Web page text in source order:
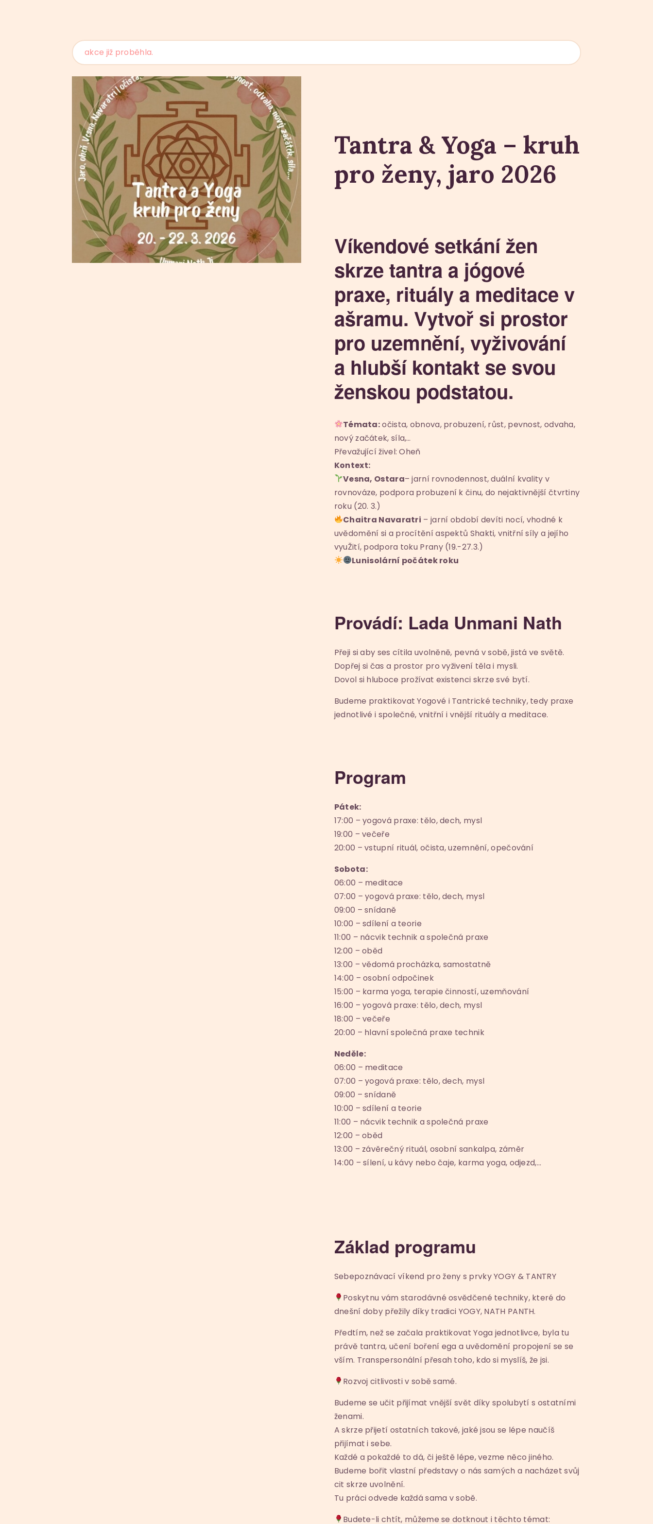
akce již proběhla.
Tantra & Yoga – kruh
pro ženy, jaro 2026
Víkendové setkání žen
skrze tantra a jógové
praxe, rituály a meditace v
ašramu. Vytvoř si prostor
pro uzemnění, vyživování
a hlubší kontakt se svou
ženskou podstatou.
Témata:očista, obnova, probuzení, růst, pevnost, odvaha,
nový začátek, síla,…
Převažující živel: Oheň
Kontext:
Vesna, Ostara– jarní rovnodennost, duální kvality v
rovnováze, podpora probuzení k činu, do nejaktivnější čtvrtiny
roku (20. 3.)
Chaitra Navaratri – jarní období devíti nocí, vhodné k
uvědomění si a procítění aspektů Shakti, vnitřní síly a jejího
vyuŽití, podpora toku Prany (19.-27.3.)
Lunisolární počátek roku
Provádí: Lada Unmani Nath
Přeji si aby ses cítila uvolněně, pevná v sobě, jistá ve světě.
Dopřej si čas a prostor pro vyživení těla i mysli.
Dovol si hluboce prožívat existenci skrze své bytí.
Budeme praktikovat Yogové i Tantrické techniky, tedy praxe
jednotlivé i společné, vnitřní i vnější rituály a meditace.
Program
Pátek:
17:00 – yogová praxe: tělo, dech, mysl
19:00 – večeře
20:00 – vstupní rituál, očista, uzemnění, opečování
Sobota:
06:00 – meditace
07:00 – yogová praxe: tělo, dech, mysl
09:00 – snídaně
10:00 – sdílení a teorie
11:00 – nácvik technik a společná praxe
12:00 – oběd
13:00 – vědomá procházka, samostatně
14:00 – osobní odpočinek
15:00 – karma yoga, terapie činností, uzemňování
16:00 – yogová praxe: tělo, dech, mysl
18:00 – večeře
20:00 – hlavní společná praxe technik
Neděle:
06:00 – meditace
07:00 – yogová praxe: tělo, dech, mysl
09:00 – snídaně
10:00 – sdílení a teorie
11:00 – nácvik technik a společná praxe
12:00 – oběd
13:00 – závěrečný rituál, osobní sankalpa, záměr
14:00 – sílení, u kávy nebo čaje, karma yoga, odjezd,…
Základ programu
Sebepoznávací víkend pro ženy s prvky YOGY & TANTRY
Poskytnu vám starodávné osvědčené techniky, které do
dnešní doby přežily díky tradici YOGY, NATH PANTH.
Předtím, než se začala praktikovat Yoga jednotlivce, byla tu
právě tantra, učení boření ega a uvědomění propojení se se
vším. Transpersonální přesah toho, kdo si myslíš, že jsi.
Rozvoj citlivosti v sobě samé.
Budeme se učit přijímat vnější svět díky spolubytí s ostatními
ženami.
A skrze přijetí ostatních takové, jaké jsou se lépe naučíš
přijímat i sebe.
Každé a pokaždé to dá, či ještě lépe, vezme něco jiného.
Budeme bořit vlastní představy o nás samých a nacházet svůj
cit skrze uvolnění.
Tu práci odvede každá sama v sobě.
Budete-li chtít, můžeme se dotknout i těchto témat: